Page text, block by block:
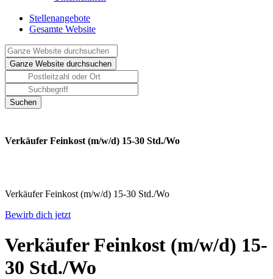
Stellenangebote
Gesamte Website
Verkäufer Feinkost (m/w/d) 15-30 Std./Wo
Verkäufer Feinkost (m/w/d) 15-30 Std./Wo
Bewirb dich jetzt
Verkäufer Feinkost (m/w/d) 15-
30 Std./Wo